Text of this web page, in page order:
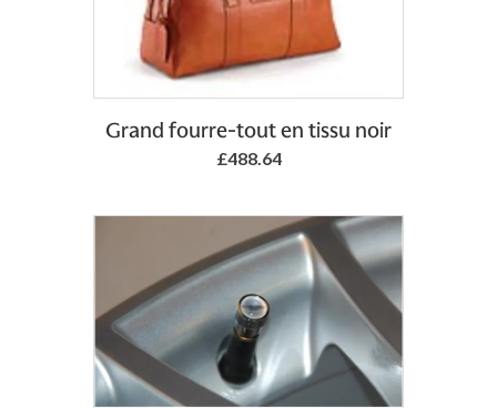
Grand fourre-tout en tissu noir
£488.64